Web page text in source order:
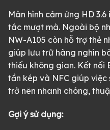
Màn hình cảm ứng HD
tác mượt mà. Ngoài bộ
NW-A105 còn hỗ trợ thẻ
giúp lưu trữ hàng nghìn
thiếu không gian. Kết nối
tần kép và NFC giúp
trở nên nhanh chóng,
Gợi ý sử dụng: